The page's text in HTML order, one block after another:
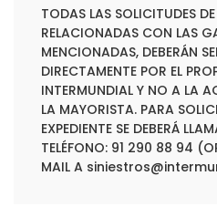
TODAS LAS SOLICITUDES
RELACIONADAS CON LAS
MENCIONADAS, DEBERÁN
DIRECTAMENTE POR EL
INTERMUNDIAL Y NO A LA
LA MAYORISTA. PARA
EXPEDIENTE SE DEBERÁ
TELÉFONO: 91 290 88 94
MAIL A